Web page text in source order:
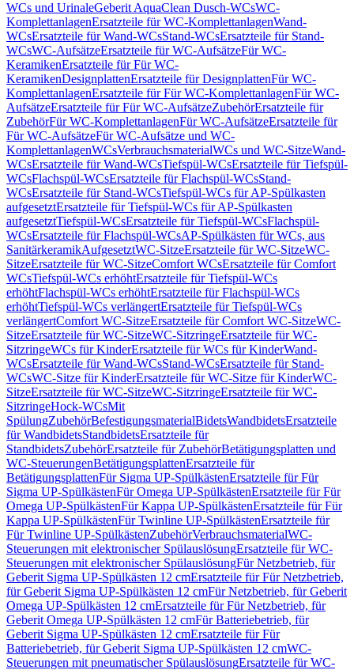
WCs und UrinaleGeberit AquaClean Dusch-WCsWC-
KomplettanlagenErsatzteile für WC-KomplettanlagenWand-
WCsErsatzteile für Wand-WCsStand-WCsErsatzteile für Stand-
WCsWC-AufsätzeErsatzteile für WC-AufsätzeFür WC-
KeramikenErsatzteile für Für WC-
KeramikenDesignplattenErsatzteile für DesignplattenFür WC-
KomplettanlagenErsatzteile für Für WC-KomplettanlagenFür WC-
AufsätzeErsatzteile für Für WC-AufsätzeZubehörErsatzteile für
ZubehörFür WC-KomplettanlagenFür WC-AufsätzeErsatzteile für
Für WC-AufsätzeFür WC-Aufsätze und WC-
KomplettanlagenWCsVerbrauchsmaterialWCs und WC-SitzeWand-
WCsErsatzteile für Wand-WCsTiefspül-WCsErsatzteile für Tiefspül-
WCsFlachspül-WCsErsatzteile für Flachspül-WCsStand-
WCsErsatzteile für Stand-WCsTiefspül-WCs für AP-Spülkasten
aufgesetztErsatzteile für Tiefspül-WCs für AP-Spülkasten
aufgesetztTiefspül-WCsErsatzteile für Tiefspül-WCsFlachspül-
WCsErsatzteile für Flachspül-WCsAP-Spülkästen für WCs, aus
SanitärkeramikAufgesetztWC-SitzeErsatzteile für WC-SitzeWC-
SitzeErsatzteile für WC-SitzeComfort WCsErsatzteile für Comfort
WCsTiefspül-WCs erhöhtErsatzteile für Tiefspül-WCs
erhöhtFlachspül-WCs erhöhtErsatzteile für Flachspül-WCs
erhöhtTiefspül-WCs verlängertErsatzteile für Tiefspül-WCs
verlängertComfort WC-SitzeErsatzteile für Comfort WC-SitzeWC-
SitzeErsatzteile für WC-SitzeWC-SitzringeErsatzteile für WC-
SitzringeWCs für KinderErsatzteile für WCs für KinderWand-
WCsErsatzteile für Wand-WCsStand-WCsErsatzteile für Stand-
WCsWC-Sitze für KinderErsatzteile für WC-Sitze für KinderWC-
SitzeErsatzteile für WC-SitzeWC-SitzringeErsatzteile für WC-
SitzringeHock-WCsMit
SpülungZubehörBefestigungsmaterialBidetsWandbidetsErsatzteile
für WandbidetsStandbidetsErsatzteile für
StandbidetsZubehörErsatzteile für ZubehörBetätigungsplatten und
WC-SteuerungenBetätigungsplattenErsatzteile für
BetätigungsplattenFür Sigma UP-SpülkästenErsatzteile für Für
Sigma UP-SpülkästenFür Omega UP-SpülkästenErsatzteile für Für
Omega UP-SpülkästenFür Kappa UP-SpülkästenErsatzteile für Für
Kappa UP-SpülkästenFür Twinline UP-SpülkästenErsatzteile für
Für Twinline UP-SpülkästenZubehörVerbrauchsmaterialWC-
Steuerungen mit elektronischer SpülauslösungErsatzteile für WC-
Steuerungen mit elektronischer SpülauslösungFür Netzbetrieb, für
Geberit Sigma UP-Spülkästen 12 cmErsatzteile für Für Netzbetrieb,
für Geberit Sigma UP-Spülkästen 12 cmFür Netzbetrieb, für Geberit
Omega UP-Spülkästen 12 cmErsatzteile für Für Netzbetrieb, für
Geberit Omega UP-Spülkästen 12 cmFür Batteriebetrieb, für
Geberit Sigma UP-Spülkästen 12 cmErsatzteile für Für
Batteriebetrieb, für Geberit Sigma UP-Spülkästen 12 cmWC-
Steuerungen mit pneumatischer SpülauslösungErsatzteile für WC-